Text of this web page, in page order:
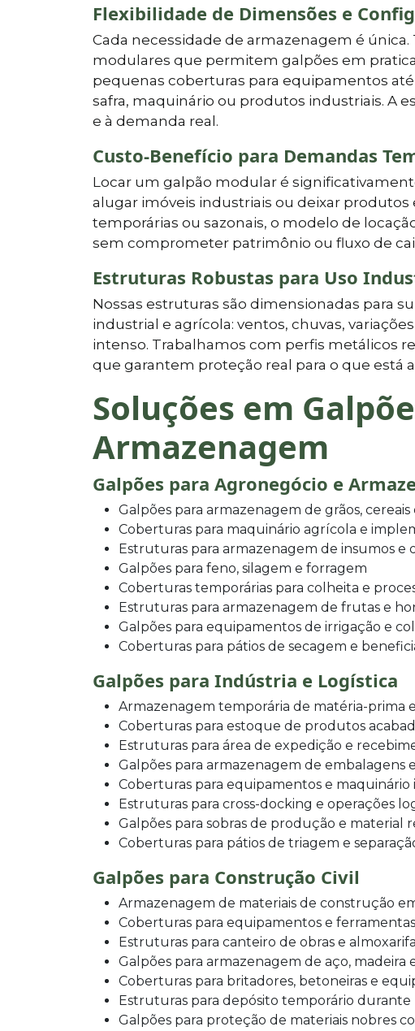
Flexibilidade de Dimensões e
Cada necessidade de armazenagem é
modulares que permitem galpões em
pequenas coberturas para equipamentos
safra, maquinário ou produtos industriais. A
e à demanda real.
Custo-Benefício para Demandas
Locar um galpão modular é
alugar imóveis industriais ou deixar produtos
temporárias ou sazonais, o modelo de
sem comprometer patrimônio ou fluxo de
Estruturas Robustas para Uso
Nossas estruturas são dimensionadas para
industrial e agrícola: ventos, chuvas,
intenso. Trabalhamos com perfis metálicos
que garantem proteção real para o que está
Soluções em
Armazenagem
Galpões para Agronegócio e
Galpões para armazenagem de grãos,
Coberturas para maquinário agrícola e
Estruturas para armazenagem de insumos e
Galpões para feno, silagem e forragem
Coberturas temporárias para colheita e
Estruturas para armazenagem de frutas e
Galpões para equipamentos de irrigação e
Coberturas para pátios de secagem e
Galpões para Indústria e Logística
Armazenagem temporária de matéria-prima
Coberturas para estoque de produtos
Estruturas para área de expedição e
Galpões para armazenagem de embalagens
Coberturas para equipamentos e maquinário
Estruturas para cross-docking e operações
Galpões para sobras de produção e material
Coberturas para pátios de triagem e
Galpões para Construção Civil
Armazenagem de materiais de construção
Coberturas para equipamentos e ferramentas
Estruturas para canteiro de obras e
Galpões para armazenagem de aço, madeira
Coberturas para britadores, betoneiras e
Estruturas para depósito temporário durante
Galpões para proteção de materiais nobres